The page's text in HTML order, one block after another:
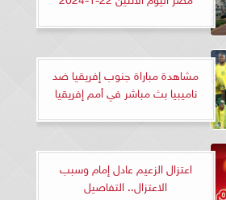
مشاهدة مباراة جنوب إفريقيا ضد
ناميبيا بث مباشر في أمم إفريقيا
اعتزال الزعيم عادل إمام وسبب
الاعتزال.. التفاصيل